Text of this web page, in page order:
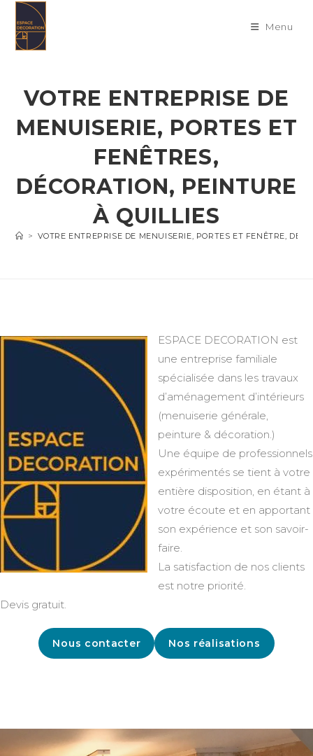
content
Menu
VOTRE ENTREPRISE DE
MENUISERIE, PORTES ET
FENÊTRES,
DÉCORATION, PEINTURE
À QUILLIES
> VOTRE ENTREPRISE DE MENUISERIE, PORTES ET FENÊTRE,
ESPACE DECORATION est
une entreprise familiale
spécialisée dans les travaux
d’aménagement d’intérieurs
(menuiserie générale,
peinture & décoration.)
Une équipe de professionnels
expérimentés se tient à votre
entière disposition, en étant à
votre écoute et en apportant
son expérience et son savoir-
faire.
La satisfaction de nos clients
est notre priorité.
Devis gratuit.
Nous contacter Nos réalisations